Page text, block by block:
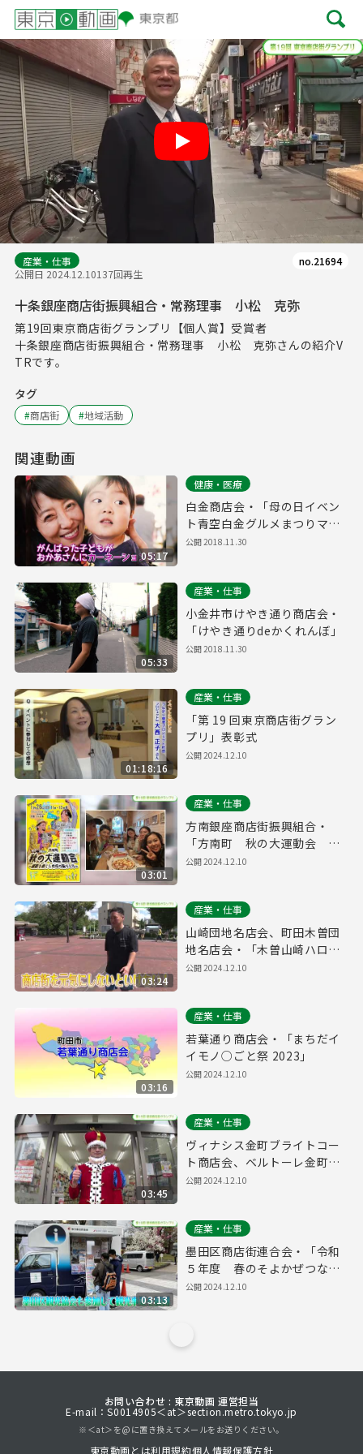
Play
産業・仕事
公開日 2024.12.10137回再生
no.21694
十条銀座商店街振興組合・常務理事 小松 克弥
第19回東京商店街グランプリ【個人賞】受賞者
十条銀座商店街振興組合・常務理事 小松 克弥さんの紹介V
TRです。
タグ
#商店街 #地域活動
関連動画
05:17
健康・医療
白金商店会・「母の日イベン
ト青空白金グルメまつりマン
マミーア」
公開2018.11.30
05:33
産業・仕事
小金井市けやき通り商店会・
「けやき通りdeかくれんぼ」
公開2018.11.30
01:18:16
産業・仕事
「第 19 回東京商店街グラン
プリ」表彰式
公開2024.12.10
03:01
産業・仕事
方南銀座商店街振興組合・
「方南町 秋の大運動会 ～
運動を通じた地域の輪づくり
公開2024.12.10
03:24
産業・仕事
山崎団地名店会、町田木曽団
地名店会・「木曽山崎ハロウ
ィンビストロ祭り」
公開2024.12.10
03:16
産業・仕事
若葉通り商店会・「まちだイ
イモノ○ごと祭 2023」
公開2024.12.10
03:45
産業・仕事
ヴィナシス金町ブライトコー
ト商店会、ベルトーレ金町商
店会・「金町フェスタ～ハロ
公開2024.12.10
03:13
産業・仕事
墨田区商店街連合会・「令和
５年度 春のそよかぜつなが
るフェス事業」
公開2024.12.10
お問い合わせ : 東京動画 運営担当
E-mail：S0014905＜at＞section.metro.tokyo.jp
※＜at＞を@に置き換えてメールをお送りください。
東京動画とは利用規約個人情報保護方針